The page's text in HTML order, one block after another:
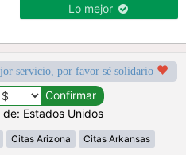
Lo mejor
servicio, por favor sé solidario
Estados Unidos
Citas Arizona Citas Arkansas